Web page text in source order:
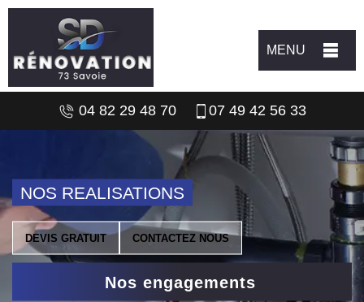
MENU
04 82 29 48 70 07 49 42 56 33
NOS REALISATIONS
DEVIS GRATUIT CONTACTEZ NOUS
Nos engagements